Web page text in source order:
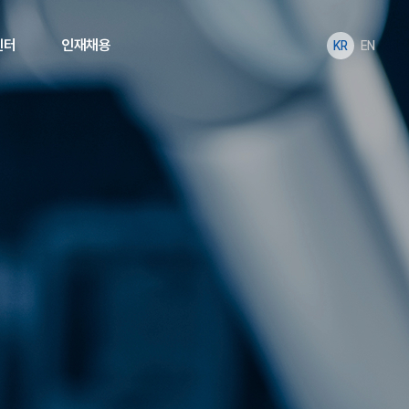
인재채용 KR EN